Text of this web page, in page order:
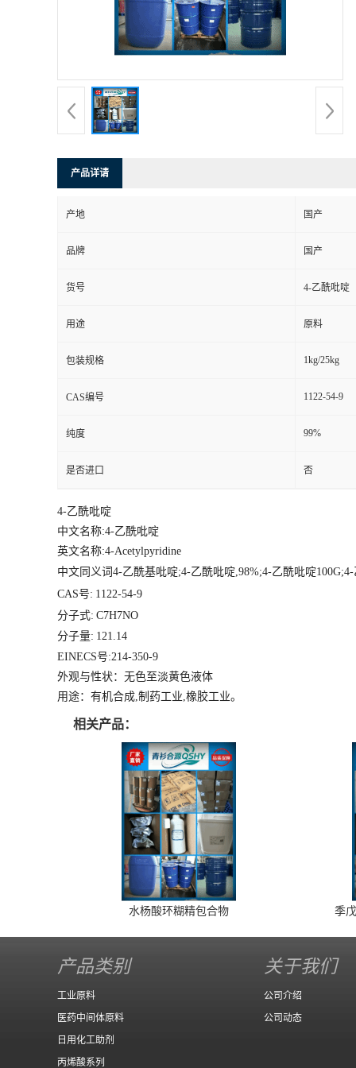
产品详请
产地 国产
品牌 国产
货号 4-乙酰吡啶
用途 原料
包装规格 1kg/25kg
CAS编号 1122-54-9
纯度 99%
是否进口 否
4-乙酰吡啶
中文名称:4-乙酰吡啶
英文名称:4-Acetylpyridine
中文同义词4-乙酰基吡啶;4-乙酰吡啶,98%;4-乙酰吡啶
CAS号: 1122-54-9
分子式: C7H7NO
分子量: 121.14
EINECS号:214-350-9
外观与性状：无色至淡黄色液体
用途：有机合成,制药工业,橡胶工业。
相关产品：
水杨酸环糊精包合物 季
产品类别
工业原料
医药中间体原料
日用化工助剂
丙烯酸系列
关于我们
公司介绍
公司动态